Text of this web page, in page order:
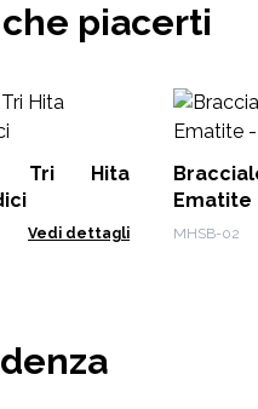
piacerti
Tri Hita
Vedi dettagli
Ematite
MHSB-02